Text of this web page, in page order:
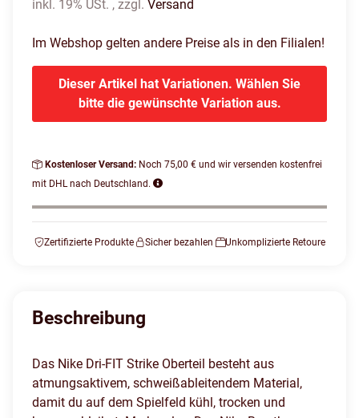
inkl. 19% USt. , zzgl. Versand
Im Webshop gelten andere Preise als in den Filialen!
Dieser Artikel hat Variationen. Wählen Sie
bitte die gewünschte Variation aus.
Kostenloser Versand: Noch 75,00 € und wir versenden kostenfrei
mit DHL nach Deutschland.
Zertifizierte Produkte Sicher bezahlen Unkomplizierte Retoure
Beschreibung
Das Nike Dri-FIT Strike Oberteil besteht aus
atmungsaktivem, schweißableitendem Material,
damit du auf dem Spielfeld kühl, trocken und